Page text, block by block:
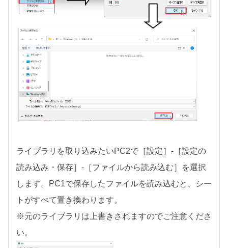
ライブラリを取り込みたいPC2で［設定］-［設定の
読み込み・保存］-［ファイルから読み込む］を選択
します。PC1で保存したファイルを読み込むと、シー
トがすべて置き換わります。
※元のライブラリは上書きされますのでご注意くださ
い。